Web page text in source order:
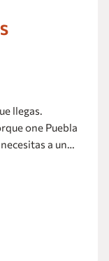
llegas.
one Puebla
a un